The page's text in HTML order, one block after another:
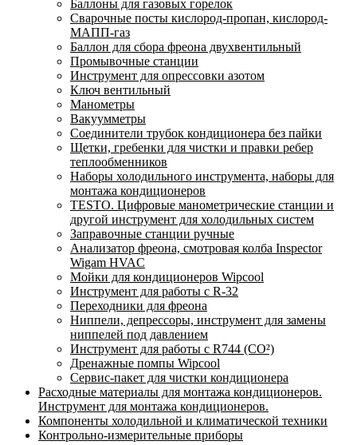
Баллоны для газовых горелок
Сварочные посты кислород-пропан, кислород-
МАПП-газ
Баллон для сбора фреона двухвентильный
Промывочные станции
Инструмент для опрессовки азотом
Ключ вентильный
Манометры
Вакуумметры
Соединители трубок кондиционера без пайки
Щетки, гребенки для чистки и правки ребер
теплообменников
Наборы холодильного инструмента, наборы для
монтажа кондиционеров
TESTO. Цифровые манометрические станции и
другой инструмент для холодильных систем
Заправочные станции ручные
Анализатор фреона, смотровая колба Inspector
Wigam HVAC
Мойки для кондиционеров Wipcool
Инструмент для работы с R-32
Переходники для фреона
Ниппели, депрессоры, инструмент для замены
ниппелей под давлением
Инструмент для работы с R744 (CO²)
Дренажные помпы Wipcool
Сервис-пакет для чистки кондиционера
Расходные материалы для монтажа кондиционеров.
Инструмент для монтажа кондиционеров.
Компоненты холодильной и климатической техники
Контрольно-измерительные приборы